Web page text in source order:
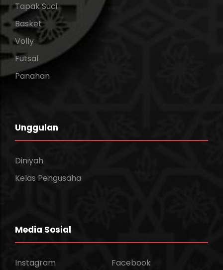
Tapak Suci
Basket
Volly
Futsal
Panahan
Unggulan
Diniyah
Kelas Pengusaha
Media Sosial
Instagram Facebook